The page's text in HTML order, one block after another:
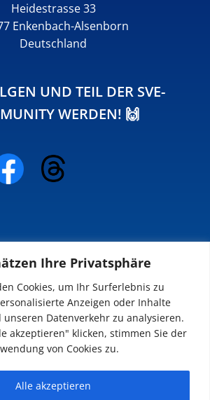
Ihre Privatsphäre
Cookies, um Ihr Surferlebnis zu
Anzeigen oder Inhalte
Datenverkehr zu analysieren.
akzeptieren" klicken, stimmen Sie der
von Cookies zu.
Alle akzeptieren
Heidestrasse 33
Enkenbach-Alsenborn
Deutschland
UND TEIL DER SVE-
WERDEN! 🙌
INFOS
Impressum
Datenschutz
Kontakt